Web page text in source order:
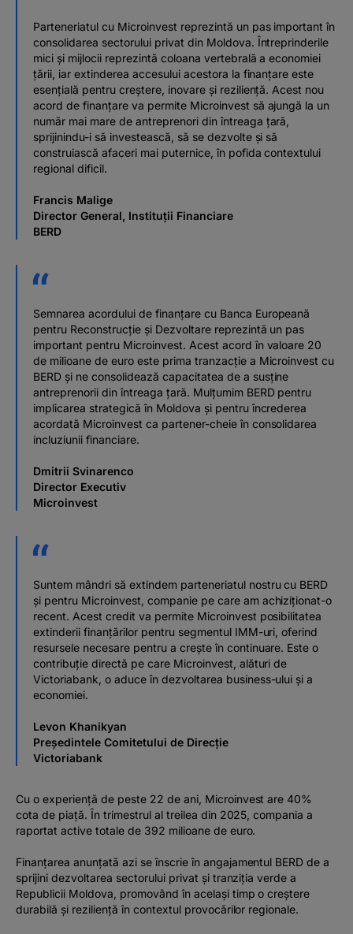
Parteneriatul cu Microinvest reprezintă un pas important în
consolidarea sectorului privat din Moldova. Întreprinderile
mici și mijlocii reprezintă coloana vertebrală a economiei
țării, iar extinderea accesului acestora la finanțare este
esențială pentru creștere, inovare și reziliență. Acest nou
acord de finanțare va permite Microinvest să ajungă la un
număr mai mare de antreprenori din întreaga țară,
sprijinindu-i să investească, să se dezvolte și să
construiască afaceri mai puternice, în pofida contextului
regional dificil.
Francis Malige
Director General, Instituții Financiare
BERD
Semnarea acordului de finanțare cu Banca Europeană
pentru Reconstrucție și Dezvoltare reprezintă un pas
important pentru Microinvest. Acest acord în valoare 20
de milioane de euro este prima tranzacție a Microinvest cu
BERD și ne consolidează capacitatea de a susține
antreprenorii din întreaga țară. Mulțumim BERD pentru
implicarea strategică în Moldova și pentru încrederea
acordată Microinvest ca partener-cheie în consolidarea
incluziunii financiare.
Dmitrii Svinarenco
Director Executiv
Microinvest
Suntem mândri să extindem parteneriatul nostru cu BERD
și pentru Microinvest, companie pe care am achiziționat-o
recent. Acest credit va permite Microinvest posibilitatea
extinderii finanțărilor pentru segmentul IMM-uri, oferind
resursele necesare pentru a crește în continuare. Este o
contribuție directă pe care Microinvest, alături de
Victoriabank, o aduce în dezvoltarea business-ului și a
economiei.
Levon Khanikyan
Președintele Comitetului de Direcție
Victoriabank
Cu o experiență de peste 22 de ani, Microinvest are 40%
cota de piață. În trimestrul al treilea din 2025, compania a
raportat active totale de 392 milioane de euro.
Finanțarea anunțată azi se înscrie în angajamentul BERD de a
sprijini dezvoltarea sectorului privat și tranziția verde a
Republicii Moldova, promovând în același timp o creștere
durabilă și reziliență în contextul provocărilor regionale.